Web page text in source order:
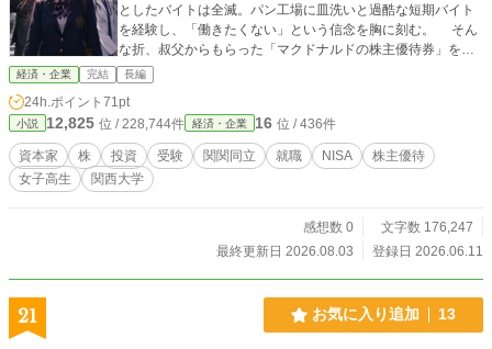
としたバイトは全滅。パン工場に皿洗いと過酷な短期バイト
を経験し、「働きたくない」という信念を胸に刻む。 そん
な折、叔父からもらった「マクドナルドの株主優待券」をき
っかけに、株や資本主義の仕組みを知ることに。 「資本家と
労働者」「金のなる木」 ――叔父の言葉は、なんとなく生
きていくつもりだった女子高生の価値観をひっくり返す。
「お前は、資本家になったらええんや」 叔父の一言が、遥
の人生を大回転させる――。 関関同立を目指し、猛勉強を
始めた女子高生の、お金と未来をつかむための青春物語。
経済・企業 完結 長編
24h.ポイント 71pt
小説 12,825 位 / 228,744件 経済・企業 16 位 / 436件
資本家 株 投資 受験 関関同立 就職 NISA
株主優待
女子高生
関西大学
感想数 0
文字数 176,247
最終更新日 2026.08.03
登録日 2026.06.11
21 お気に入り追加 13